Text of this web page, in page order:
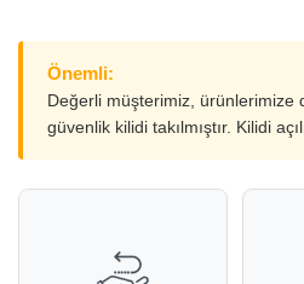
Önemli:
Değerli müşterimiz, ürünlerimize
güvenlik kilidi takılmıştır. Kilidi